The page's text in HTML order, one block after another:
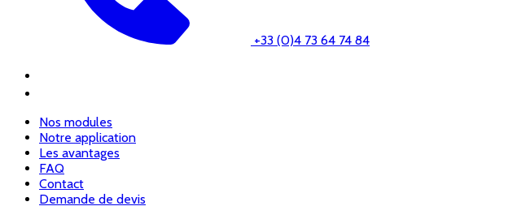
+33 (0)4 73 64 74 84
Nos modules
Notre application
Les avantages
FAQ
Contact
Demande de devis